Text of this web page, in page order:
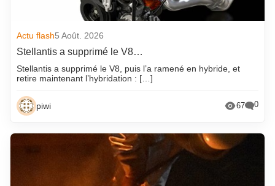
Actu flash5 Août. 2026
Stellantis a supprimé le V8…
Stellantis a supprimé le V8, puis l’a ramené en hybride, et
retire maintenant l’hybridation : […]
piwi 67 0